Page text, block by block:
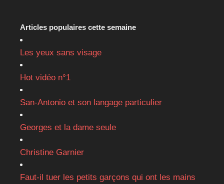
Articles populaires cette semaine
Les yeux sans visage
Hot vidéo n°1
San-Antonio et son langage particulier
Georges et la dame seule
Christine Garnier
Faut-il tuer les petits garçons qui ont les mains